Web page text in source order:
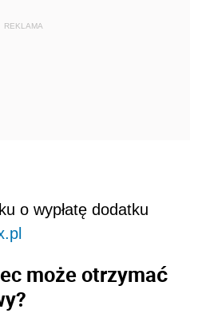
REKLAMA
o wypłatę dodatku
może otrzymać